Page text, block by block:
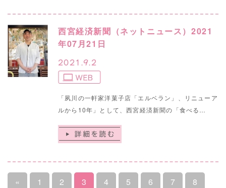
西宮経済新聞（ネットニュース）2021
年07月21日
2021.9.2
「夙川の一軒家洋菓子店「エルベラン」、リニューア
ルから10年」として、西宮経済新聞の「食べる…
« 1 2 3 4 5 6 7 8